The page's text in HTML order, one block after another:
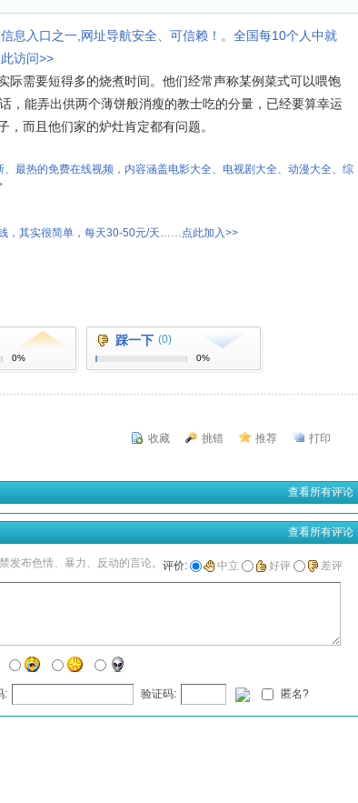
息入口之一,网址导航安全、可信赖！。全国每10个人中就
访问>>
要短得多的烧煮时间。他们经常声称某例菜式可以喂饱
，能弄出供两个薄饼般消瘦的教士吃的分量，已经要算幸运
，而且他们家的炉灶肯定都有问题。
最热的免费在线视频，内容涵盖电影大全、电视剧大全、动漫大全、综
，其实很简单，每天30-50元/天……点此加入>>
0%
踩一下 (0)
0%
收藏 挑错 推荐 打印
查看所有评论
查看所有评论
发布色情、暴力、反动的言论。 评价: 中立 好评 差评
: 验证码: 匿名?